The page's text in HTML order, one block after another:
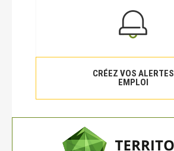
CRÉEZ VOS ALERTES
EMPLOI